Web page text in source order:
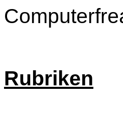
Rubriken